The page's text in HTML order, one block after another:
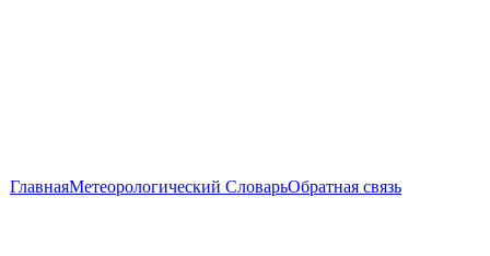
ГлавнаяМетеорологический СловарьОбратная связь